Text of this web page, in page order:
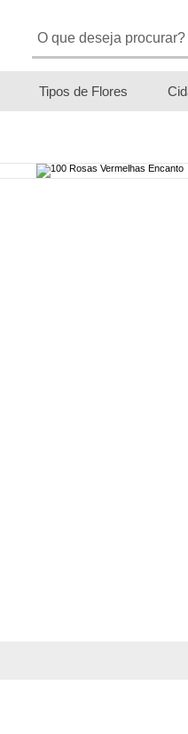
Tipos de Flores